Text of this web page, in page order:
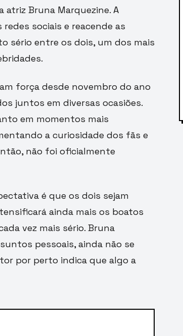
Bruna Marquezine. A
sociais e reacende as
sério entre os dois, um dos mais
força desde novembro do ano
juntos em diversas ocasiões.
em momentos mais
a curiosidade dos fãs e
não foi oficialmente
é que os dois sejam
ainda mais os boatos
vez mais sério. Bruna
pessoais, ainda não se
por perto indica que algo a